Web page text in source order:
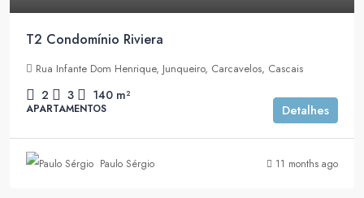
T2 Condomínio Riviera
Rua Infante Dom Henrique, Junqueiro, Carcavelos, Cascais
2 3 140 m²
APARTAMENTOS Detalhes
Paulo Sérgio 11 months ago